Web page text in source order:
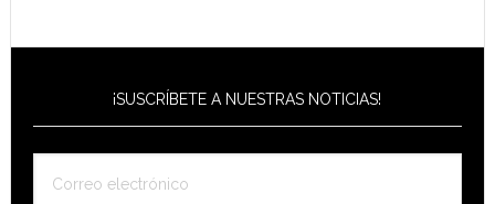
¡SUSCRÍBETE A NUESTRAS NOTICIAS!